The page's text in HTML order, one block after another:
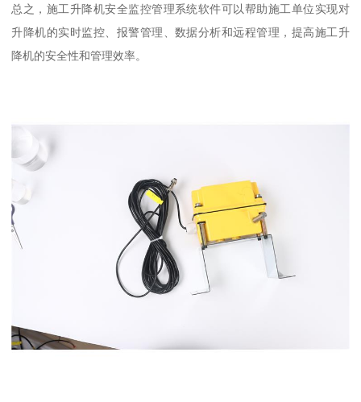
总之，施工升降机安全监控管理系统软件可以帮助施工单位实现对
升降机的实时监控、报警管理、数据分析和远程管理，提高施工升
降机的安全性和管理效率。